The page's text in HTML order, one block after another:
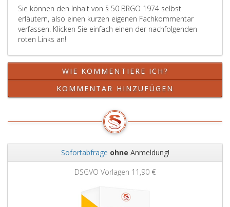
des
Arbeitsmarktservice
durchgeführt,
an
den
diesbezüglichen
Verhandlungen
(Paragraph
ArbVG);
eins,
ArbVG.
Tag
vorher
zu
mit
der
Verständigung
ist
nach
der
Gegenstand
Beratung
bekanntzugeben.
Sie können den Inhalt von § 50 BRGO 1974 selbst
erläutern, also einen kurzen eigenen Fachkommentar
verfassen. Klicken Sie einfach einen der nachfolgenden
roten Links an!
WIE KOMMENTIERE ICH?
KOMMENTAR HINZUFÜGEN
Sofortabfrage ohne Anmeldung!
DSGVO Vorlagen 11,90 €